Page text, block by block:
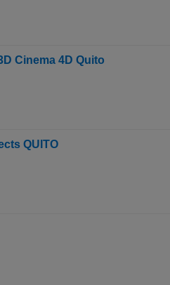
Cinema 4D Quito
QUITO